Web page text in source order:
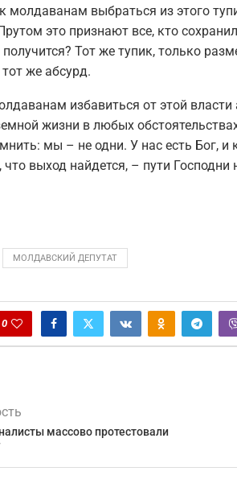
молдаванам выбраться из этого
это признают все, кто
Тот же тупик, только
же абсурд.
избавиться от этой
жизни в любых
мы – не одни. У нас есть Бог,
что выход найдется, – пути
МОЛДАВСКИЙ ДЕПУТАТ
0
массово протестовали